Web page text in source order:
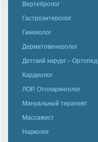
Вертебролог
Гастроэнтеролог
Гинеколог
Дерматовенеролог
Детский хирург – Ортопед
Кардиолог
ЛОР, Отоларинголог
Мануальный терапевт
Массажист
Нарколог